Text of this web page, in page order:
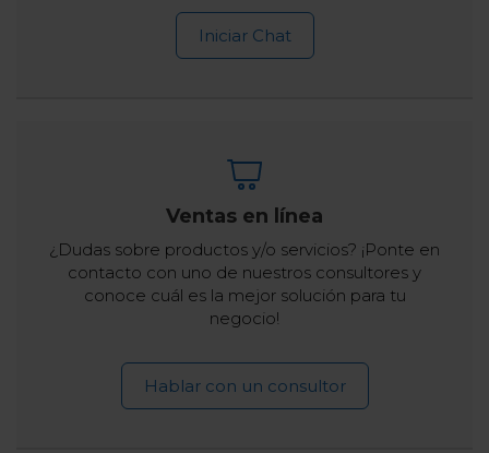
Iniciar Chat
Ventas en línea
¿Dudas sobre productos y/o servicios? ¡Ponte en
contacto con uno de nuestros consultores y
conoce cuál es la mejor solución para tu
negocio!
Hablar con un consultor